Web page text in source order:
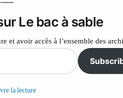
la ligne
sur
Le bac à sable
et avoir accès à l’ensemble des
la lecture